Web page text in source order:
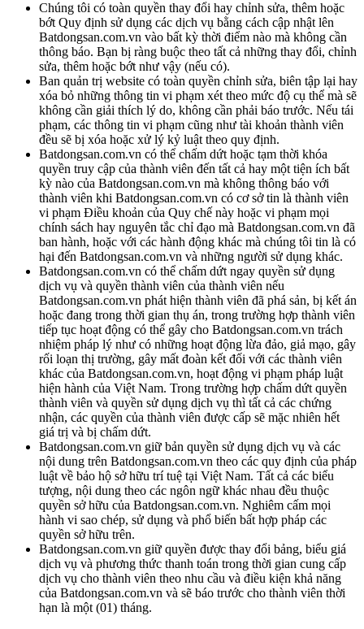
Chúng tôi có toàn quyền thay đổi hay chỉnh sửa, thêm hoặc
bớt Quy định sử dụng các dịch vụ bằng cách cập nhật lên
Batdongsan.com.vn vào bất kỳ thời điểm nào mà không cần
thông báo. Bạn bị ràng buộc theo tất cả những thay đổi, chỉnh
sửa, thêm hoặc bớt như vậy (nếu có).
Ban quản trị website có toàn quyền chỉnh sửa, biên tập lại hay
xóa bỏ những thông tin vi phạm xét theo mức độ cụ thể mà sẽ
không cần giải thích lý do, không cần phải báo trước. Nếu tái
phạm, các thông tin vi phạm cũng như tài khoản thành viên
đều sẽ bị xóa hoặc xử lý kỷ luật theo quy định.
Batdongsan.com.vn có thể chấm dứt hoặc tạm thời khóa
quyền truy cập của thành viên đến tất cả hay một tiện ích bất
kỳ nào của Batdongsan.com.vn mà không thông báo với
thành viên khi Batdongsan.com.vn có cơ sở tin là thành viên
vi phạm Điều khoản của Quy chế này hoặc vi phạm mọi
chính sách hay nguyên tắc chỉ đạo mà Batdongsan.com.vn đã
ban hành, hoặc với các hành động khác mà chúng tôi tin là có
hại đến Batdongsan.com.vn và những người sử dụng khác.
Batdongsan.com.vn có thể chấm dứt ngay quyền sử dụng
dịch vụ và quyền thành viên của thành viên nếu
Batdongsan.com.vn phát hiện thành viên đã phá sản, bị kết án
hoặc đang trong thời gian thụ án, trong trường hợp thành viên
tiếp tục hoạt động có thể gây cho Batdongsan.com.vn trách
nhiệm pháp lý như có những hoạt động lừa đảo, giả mạo, gây
rối loạn thị trường, gây mất đoàn kết đối với các thành viên
khác của Batdongsan.com.vn, hoạt động vi phạm pháp luật
hiện hành của Việt Nam. Trong trường hợp chấm dứt quyền
thành viên và quyền sử dụng dịch vụ thì tất cả các chứng
nhận, các quyền của thành viên được cấp sẽ mặc nhiên hết
giá trị và bị chấm dứt.
Batdongsan.com.vn giữ bản quyền sử dụng dịch vụ và các
nội dung trên Batdongsan.com.vn theo các quy định của pháp
luật về bảo hộ sở hữu trí tuệ tại Việt Nam. Tất cả các biểu
tượng, nội dung theo các ngôn ngữ khác nhau đều thuộc
quyền sở hữu của Batdongsan.com.vn. Nghiêm cấm mọi
hành vi sao chép, sử dụng và phổ biến bất hợp pháp các
quyền sở hữu trên.
Batdongsan.com.vn giữ quyền được thay đổi bảng, biểu giá
dịch vụ và phương thức thanh toán trong thời gian cung cấp
dịch vụ cho thành viên theo nhu cầu và điều kiện khả năng
của Batdongsan.com.vn và sẽ báo trước cho thành viên thời
hạn là một (01) tháng.